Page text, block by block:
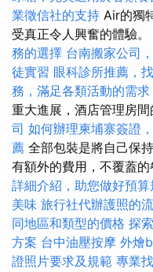
業徵信社的支持 Air的獨
受真正令人興奮的體驗。
務的選擇 台南搬家公司
徒實習 眼科診所推薦，
務，滿足各類活動的需求
重大進展，酒店管理房間
司 如何辦理柬埔寨簽證
薦 全部包裝是將自己保
有額外的費用，不覆蓋的
詳細介紹，助您做好預算
美味 旅行社代辦護照的
同地區和類型的價格 探
方案 台中油壓按摩 外燴
證照片要求及規範 專業